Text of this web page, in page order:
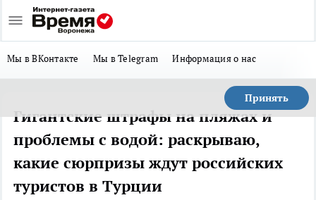
Мы в ВКонтакте Мы в Telegram Информация о нас
Принять
Гигантские штрафы на пляжах и
проблемы с водой: раскрываю,
какие сюрпризы ждут российских
туристов в Турции